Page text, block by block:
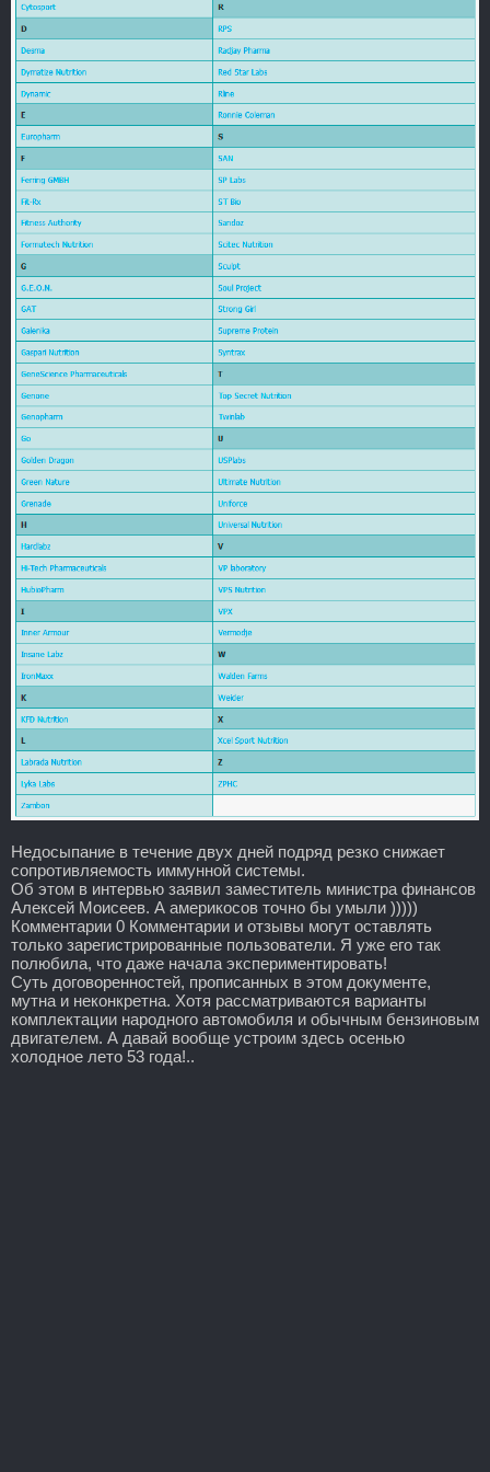
Недосыпание в течение двух дней подряд резко снижает
сопротивляемость иммунной системы.
Об этом в интервью заявил заместитель министра финансов
Алексей Моисеев. А америкосов точно бы умыли )))))
Комментарии 0 Комментарии и отзывы могут оставлять
только зарегистрированные пользователи. Я уже его так
полюбила, что даже начала экспериментировать!
Суть договоренностей, прописанных в этом документе,
мутна и неконкретна. Хотя рассматриваются варианты
комплектации народного автомобиля и обычным бензиновым
двигателем. А давай вообще устроим здесь осенью
холодное лето 53 года!..